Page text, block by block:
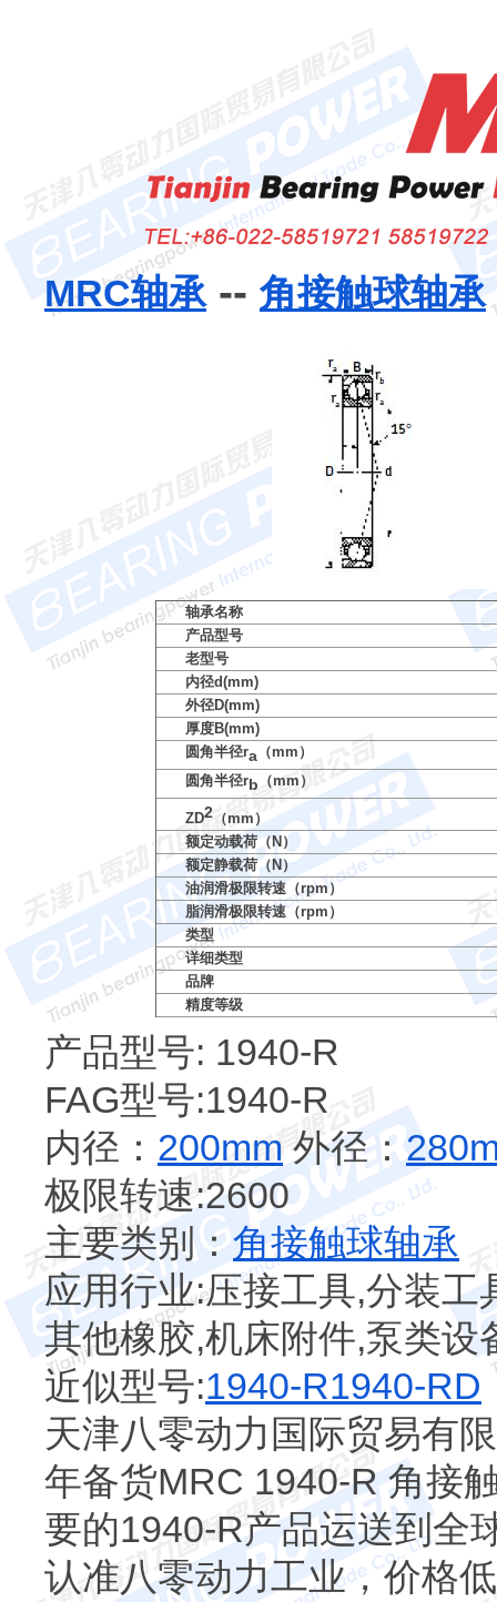
MRC轴承-- 角接触球轴承
轴承名称
产品型号
老型号
内径d(mm)
外径D(mm)
厚度B(mm)
圆角半径ra （mm）
圆角半径rb （mm）
ZD2 （mm）
额定动载荷（N）
额定静载荷（N）
油润滑极限转速（rpm）
脂润滑极限转速（rpm）
类型
详细类型
品牌
精度等级
产品型号: 1940-R
FAG型号:1940-R
内径： 200mm 外径：
极限转速:2600
主要类别：角接触球轴承
应用行业:压接工具,分装
其他橡胶,机床附件,泵类
近似型号:1940-R1940-RD
天津八零动力国际贸易有
年备货MRC 1940-R 角接
要的1940-R产品运送到全
认准八零动力工业，价格